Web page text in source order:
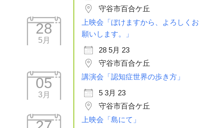
守谷市百合ケ丘
28
5月
上映会「ぼけますから、よろしくお
願いします。」
28 5月 23
守谷市百合ケ丘
05
3月
講演会「認知症世界の歩き方」
5 3月 23
守谷市百合ケ丘
上映会「島にて」